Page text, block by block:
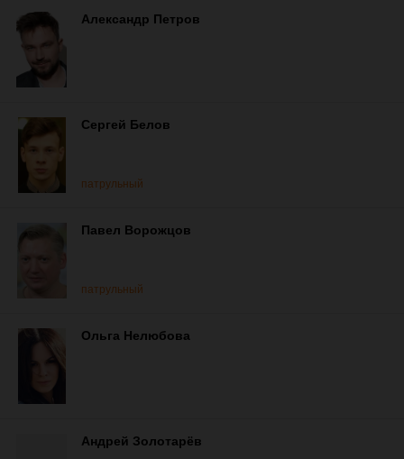
Александр Петров
Сергей Белов
патрульный
Павел Ворожцов
патрульный
Ольга Нелюбова
Андрей Золотарёв